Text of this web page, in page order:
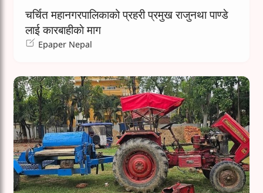
चर्चित महानगरपालिकाको प्रहरी प्रमुख राजुनथा पाण्डे
लाई कारबाहीकाे माग
Epaper Nepal